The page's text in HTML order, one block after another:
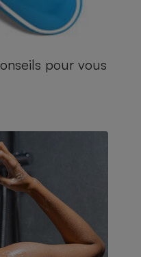
pour vous